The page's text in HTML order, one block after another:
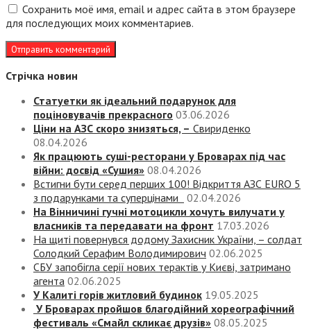
Сохранить моё имя, email и адрес сайта в этом браузере
для последующих моих комментариев.
Стрічка новин
Статуетки як ідеальний подарунок для
поціновувачів прекрасного 03.06.2026
Ціни на АЗС скоро знизяться, – Свириденко
08.04.2026
Як працюють суші-ресторани у Броварах під час
війни: досвід «Сушия» 08.04.2026
Встигни бути серед перших 100! Відкриття АЗС EURO 5
з подарунками та суперцінами
02.04.2026
На Вінничині гучні мотоцикли хочуть вилучати у
власників та передавати на фронт 17.03.2026
На щиті повернувся додому Захисник України, – солдат
Солодкий Серафим Володимирович 02.06.2025
СБУ запобігла серії нових терактів у Києві, затримано
агента 02.06.2025
У Калиті горів житловий будинок 19.05.2025
У Броварах пройшов благодійний хореографічний
фестиваль «Смайл скликає друзів» 08.05.2025